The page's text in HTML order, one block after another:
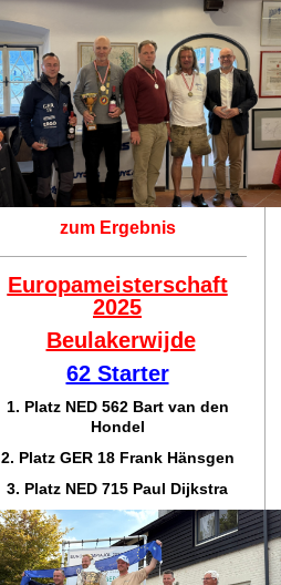
zum Ergebnis
Europameisterschaft
2025
Beulakerwijde
62 Starter
1. Platz NED 562 Bart van den
Hondel
2. Platz GER 18 Frank Hänsgen
3. Platz NED 715 Paul Dijkstra